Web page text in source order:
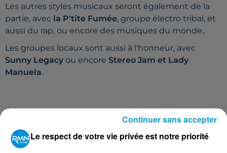
Les autres styles musicaux seront également de la
partie, avec la P'tite Fumée, groupe électro tribal, et
aussi du rap, ou encore des musiques du monde..
Les groupes locaux sont aussi à l'honneur, avec
Sunny Legacy ou encore Stereo Jam et Lady
Manuela.
Le respect de votre vie privée est notre priorité
Continuer sans accepter